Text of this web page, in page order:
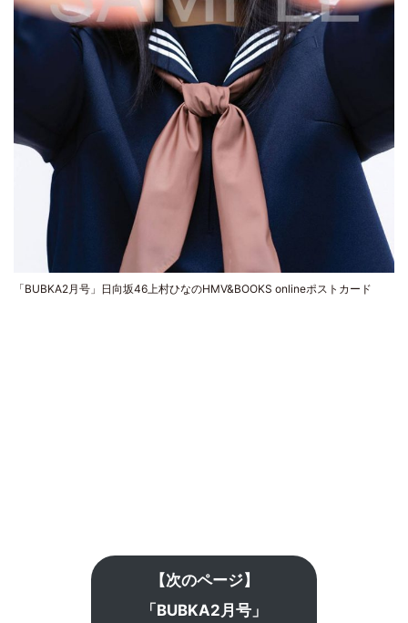
「BUBKA2月号」日向坂46上村ひなのHMV&BOOKS onlineポストカード
【次のページ】
「BUBKA2月号」